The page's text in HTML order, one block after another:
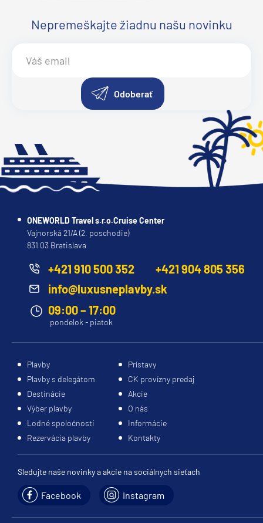
Nepremeškajte žiadnu našu novinku
Odoberať
ONEWORLD Travel s.r.o.Cruise Center
Vajnorská 21/A (2. poschodie)
831 03 Bratislava
+421 910 500 352
+421 904 805 356
info@luxusneplavby.sk
09:00 – 17:00
pondelok - piatok
Plavby
Prístavy
Plavby s delegátom
CK provízny predaj
Destinácie
Akcie
Výber plavby
O nás
Lodné spoločnosti
Informácie
Rezervácia plavby
Kontakty
Sledujte naše novinky a akcie na sociálnych sieťach
Facebook Instagram